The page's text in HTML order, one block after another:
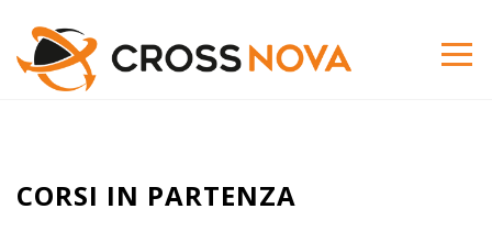
CORSI IN PARTENZA